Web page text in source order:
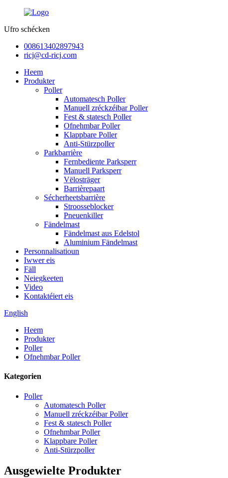
Ufro schécken
008613402897943
ricj@cd-ricj.com
Heem
Produkter
Poller
Automatesch Poller
Manuell zréckzéibar Poller
Fest & statesch Poller
Ofnehmbar Poller
Klappbare Poller
Anti-Stürzpoller
Parkbarrière
Fernbediente Parksperr
Manuell Parksperr
Vëlosträger
Barrièrepaart
Sécherheetsbarrière
Stroosseblocker
Pneuenkiller
Fändelmast
Fändelmast aus Edelstol
Aluminium Fändelmast
Personnalisatioun
Iwwer eis
Fäll
Neiegkeeten
Video
Kontaktéiert eis
English
Heem
Produkter
Poller
Ofnehmbar Poller
Kategorien
Poller
Automatesch Poller
Manuell zréckzéibar Poller
Fest & statesch Poller
Ofnehmbar Poller
Klappbare Poller
Anti-Stürzpoller
Ausgewielte Produkter